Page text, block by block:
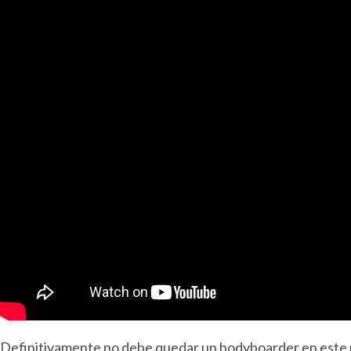
Definitivamente no debe quedar un bodyboarder en